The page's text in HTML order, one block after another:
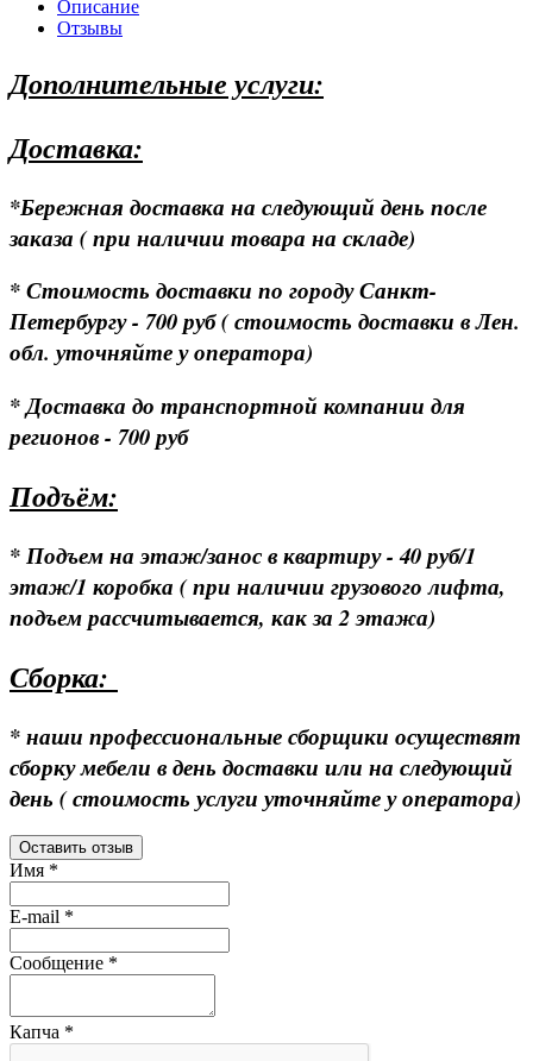
Описание
Отзывы
Дополнительные услуги:
Доставка:
*Бережная доставка на следующий день после
заказа ( при наличии товара на складе)
* Стоимость доставки по городу Санкт-
Петербургу - 700 руб ( стоимость доставки в Лен.
обл. уточняйте у оператора)
* Доставка до транспортной компании для
регионов - 700 руб
Подъём:
* Подъем на этаж/занос в квартиру - 40 руб/1
этаж/1 коробка ( при наличии грузового лифта,
подъем рассчитывается, как за 2 этажа)
Сборка:
* наши профессиональные сборщики осуществят
сборку мебели в день доставки или на следующий
день ( стоимость услуги уточняйте у оператора)
Оставить отзыв
Имя *
E-mail *
Сообщение *
Капча *